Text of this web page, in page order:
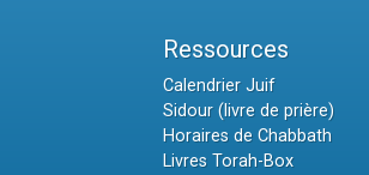
Ressources
Calendrier Juif
Sidour (livre de prière)
Horaires de Chabbath
Livres Torah-Box